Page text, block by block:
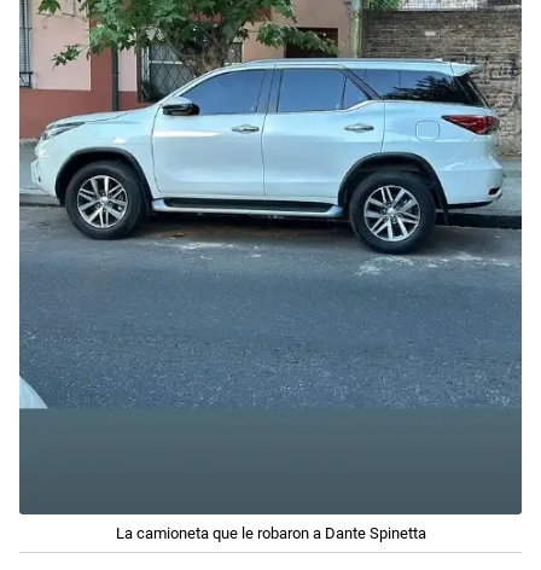
La camioneta que le robaron a Dante Spinetta